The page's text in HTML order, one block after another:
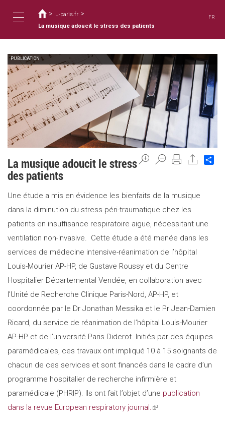
contenido
Toggle
navigation
está
aquí
> u-paris.fr >
La musique adoucit le stress des patients
FR
PUBLICATION
La musique adoucit le stress
des patients
Une étude a mis en évidence les bienfaits de la musique
dans la diminution du stress péri-traumatique chez les
patients en insuffisance respiratoire aiguë, nécessitant une
ventilation non-invasive. Cette étude a été menée dans les
services de médecine intensive-réanimation de l’hôpital
Louis-Mourier AP-HP, de Gustave Roussy et du Centre
Hospitalier Départemental Vendée, en collaboration avec
l’Unité de Recherche Clinique Paris-Nord, AP-HP, et
coordonnée par le Dr Jonathan Messika et le Pr Jean-Damien
Ricard, du service de réanimation de l’hôpital Louis-Mourier
AP-HP et de l’université Paris Diderot. Initiés par des équipes
paramédicales, ces travaux ont impliqué 10 à 15 soignants de
chacun de ces services et sont financés dans le cadre d’un
programme hospitalier de recherche infirmière et
paramédicale (PHRIP). Ils ont fait l’objet d’une publication
dans la revue European respiratory journal.(link